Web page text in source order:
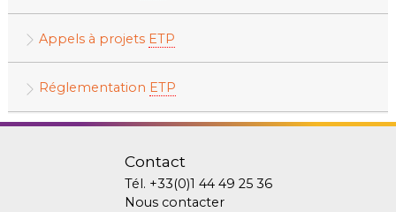
Appels à projets ETP
Réglementation ETP
Contact
Tél. +33(0)1 44 49 25 36
Nous contacter